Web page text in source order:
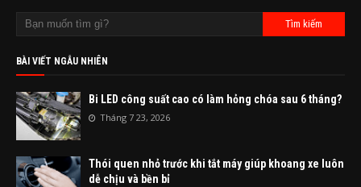
BÀI VIẾT NGẪU NHIÊN
Bi LED công suất cao có làm hỏng chóa sau 6 tháng?
Tháng 7 23, 2026
Thói quen nhỏ trước khi tắt máy giúp khoang xe luôn
dễ chịu và bền bỉ